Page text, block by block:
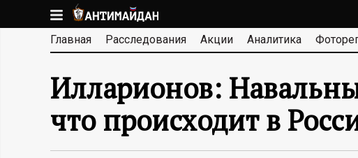
к
основномуА
Н
Т
И
Главная Расследования Акции Аналитика
Илларионов:
что происходит в